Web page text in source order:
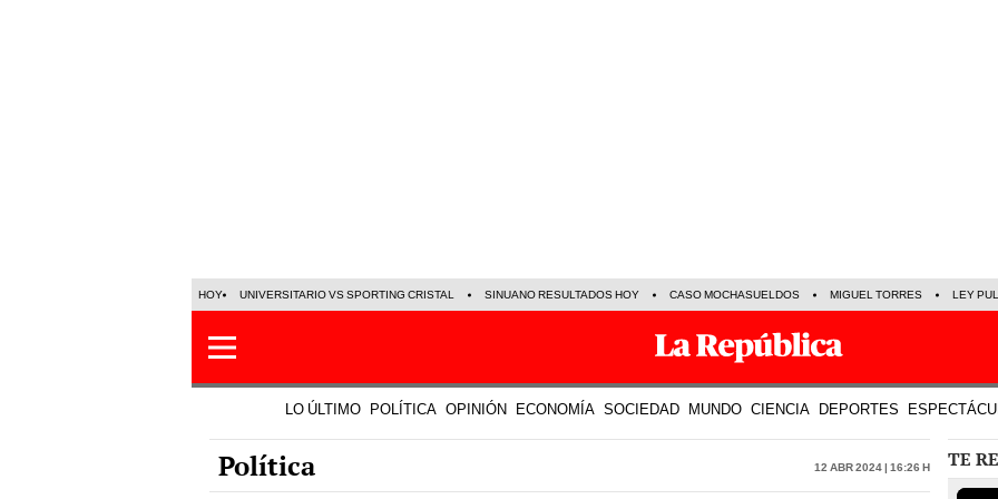
HOY UNIVERSITARIO VS SPORTING CRISTAL SINUANO RESULTADOS HOY CASO MOCHASUELDOS MIGUEL TORRES LEY
LO ÚLTIMO POLÍTICA OPINIÓN ECONOMÍA SOCIEDAD MUNDO CIENCIA DEPORTES
Política 12 Abr 2024 | 16:26 h TE